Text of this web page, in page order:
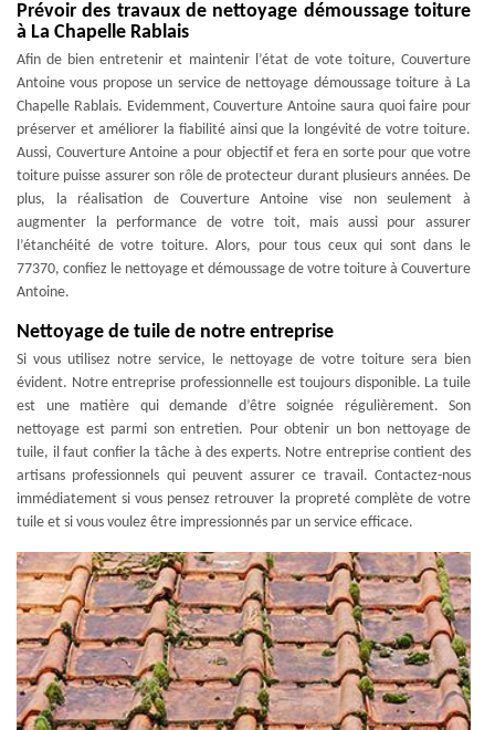
Prévoir des travaux de nettoyage démoussage toiture
à La Chapelle Rablais
Afin de bien entretenir et maintenir l’état de vote toiture, Couverture
Antoine vous propose un service de nettoyage démoussage toiture à La
Chapelle Rablais. Evidemment, Couverture Antoine saura quoi faire pour
préserver et améliorer la fiabilité ainsi que la longévité de votre toiture.
Aussi, Couverture Antoine a pour objectif et fera en sorte pour que votre
toiture puisse assurer son rôle de protecteur durant plusieurs années. De
plus, la réalisation de Couverture Antoine vise non seulement à
augmenter la performance de votre toit, mais aussi pour assurer
l’étanchéité de votre toiture. Alors, pour tous ceux qui sont dans le
77370, confiez le nettoyage et démoussage de votre toiture à Couverture
Antoine.
Nettoyage de tuile de notre entreprise
Si vous utilisez notre service, le nettoyage de votre toiture sera bien
évident. Notre entreprise professionnelle est toujours disponible. La tuile
est une matière qui demande d’être soignée régulièrement. Son
nettoyage est parmi son entretien. Pour obtenir un bon nettoyage de
tuile, il faut confier la tâche à des experts. Notre entreprise contient des
artisans professionnels qui peuvent assurer ce travail. Contactez-nous
immédiatement si vous pensez retrouver la propreté complète de votre
tuile et si vous voulez être impressionnés par un service efficace.